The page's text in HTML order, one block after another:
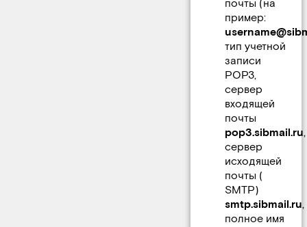
почты (на
пример:
тип учетной
записи
POP3,
сервер
входящей
почты
pop3.sibmail.ru,
сервер
исходящей
почты (
SMTP)
smtp.sibmail.ru,
полное имя